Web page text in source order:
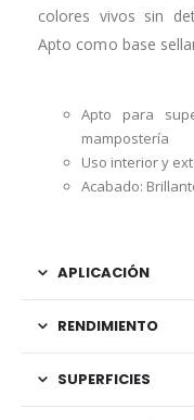
colores vivos sin
Apto como base
Apto para
mampostería
Uso interior y
Acabado:
APLICACIÓN
RENDIMIENTO
SUPERFICIES